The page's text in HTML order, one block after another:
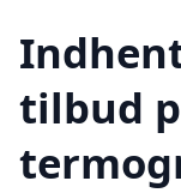
tilbud